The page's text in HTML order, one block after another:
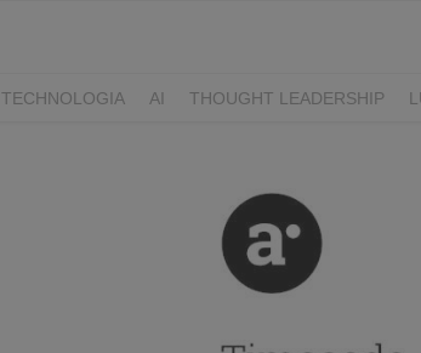
TECHNOLOGIA AI THOUGHT LEADERSHIP